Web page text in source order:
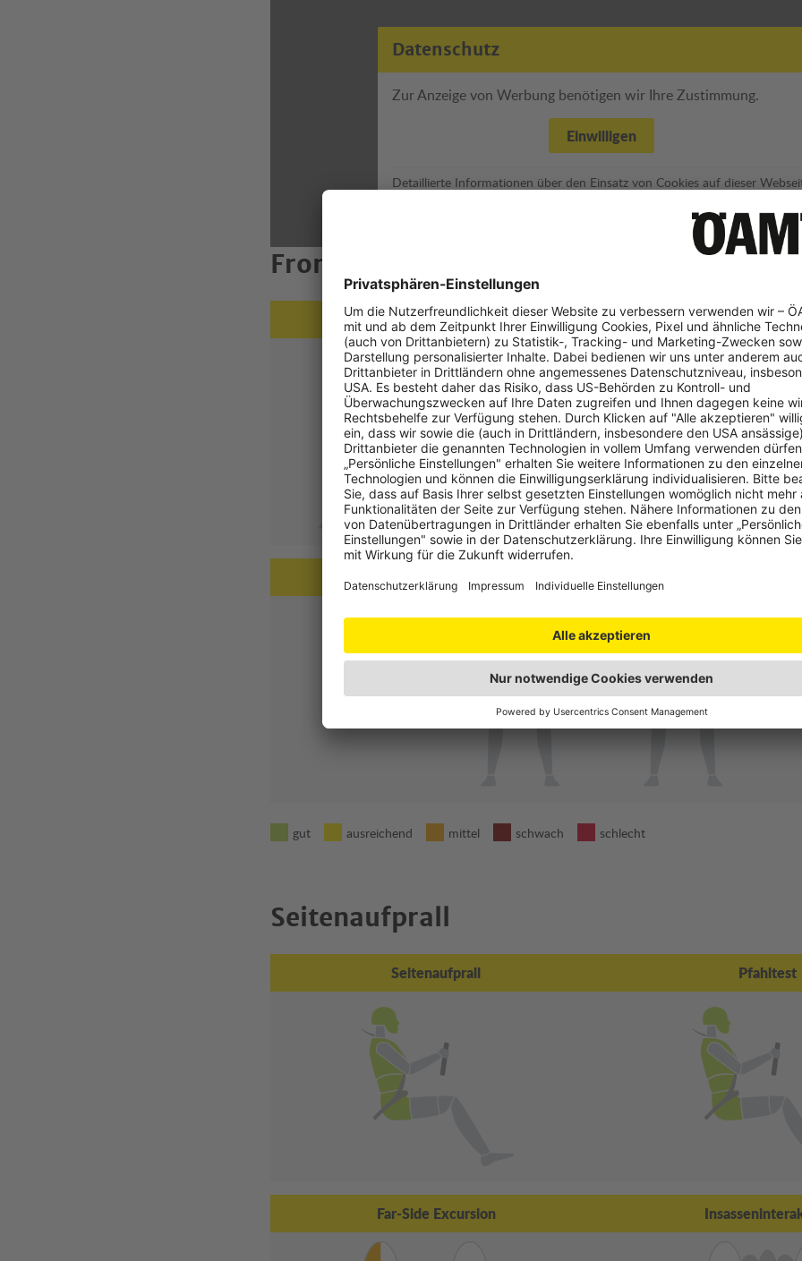
Datenschutz
Zur Anzeige von Werbung benötigen wir Ihre Zustimmung.
Einwilligen
Detaillierte Informationen über den Einsatz von Cookies auf dieser
Frontaufprall
Mobile progressiv verformbare Barriere
volle Überdeckung & starre Barriere
gut ausreichend mittel schwach schlecht
Seitenaufprall
Seitenaufprall Pfahltest
Far-Side Excursion